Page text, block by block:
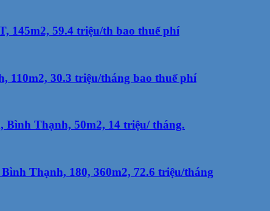
145m2, 59.4 triệu/th bao thuế phí
110m2, 30.3 triệu/tháng bao thuế phí
Thạnh, 50m2, 14 triệu/ tháng.
Thạnh, 180, 360m2, 72.6 triệu/tháng